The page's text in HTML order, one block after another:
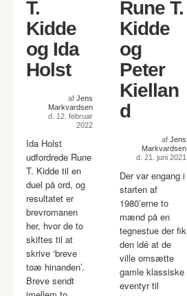
T.
Kidde
og Ida
Holst
af Jens
Markvardsen
d. 12. februar
2022
Ida Holst
udfordrede Rune
T. Kidde til en
duel på ord, og
resultatet er
brevromanen
her, hvor de to
skiftes til at
skrive ‘breve
toæ hinanden’.
Breve sendt
Rune T.
Kidde
og
Peter
Kiellan
d
af Jens
Markvardsen
d. 21. juni 2021
Der var engang i
starten af
1980’erne to
mænd på en
tegnestue der fik
den idé at de
ville omsætte
gamle klassiske
eventyr til